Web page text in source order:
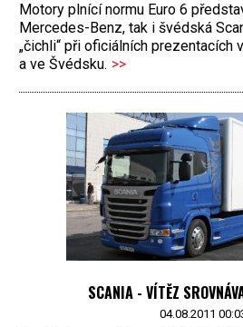
Motory plnící normu Euro 6
Mercedes-Benz, tak i švédská
„čichli“ při oficiálních prezentacích
a ve Švédsku. >>
SCANIA - VÍTĚZ
04.08.2011